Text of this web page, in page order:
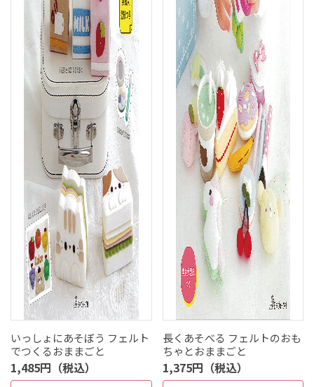
いっしょにあそぼう フェルト
でつくるおままごと
1,485円（税込）
長くあそべる フェルトのおも
ちゃとおままごと
1,375円（税込）